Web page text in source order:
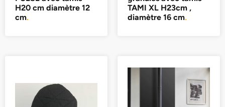
H20 cm diamètre 12
cm.
TAMI XL H23cm ,
diamètre 16 cm.